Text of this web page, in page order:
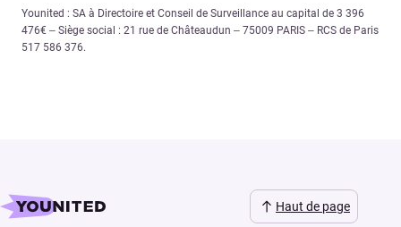
Younited : SA à Directoire et Conseil de Surveillance au capital de 3 396
476€ – Siège social : 21 rue de Châteaudun – 75009 PARIS – RCS de Paris
517 586 376.
Haut de page